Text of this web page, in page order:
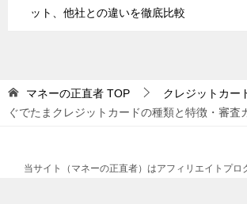
ット、他社との違いを徹底比較
マネーの正直者 TOP
クレジットカー
ぐでたまクレジットカードの種類と特徴・審査
当サイト（マネーの正直者）はアフィリエイトプロ